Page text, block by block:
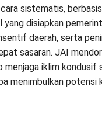
sistematis,
yang disiapkan
daerah, serta
sasaran. JAI
iklim kondusif
menimbulkan potensi